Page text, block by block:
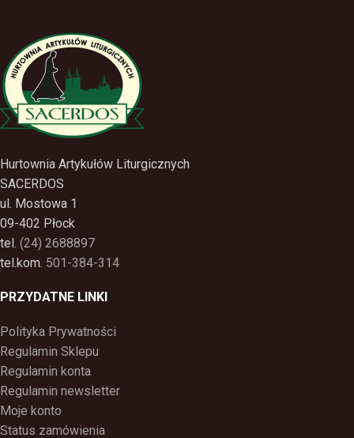
Hurtownia Artykułów Liturgicznych
SACERDOS
ul. Mostowa 1
09-402 Płock
tel. (24) 2688897
tel.kom. 501-384-314
PRZYDATNE LINKI
Polityka Prywatności
Regulamin Sklepu
Regulamin konta
Regulamin newsletter
Moje konto
Status zamówienia